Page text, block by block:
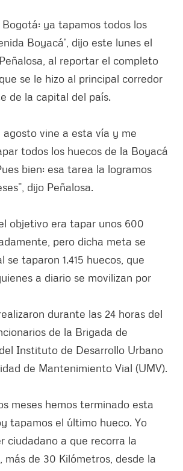
ya tapamos todos los
Boyacá’, dijo este lunes el
al reportar el completo
se le hizo al principal corredor
de la capital del país.
agosto vine a esta vía y me
todos los huecos de la Boyacá
bien: esa tarea la logramos
dijo Peñalosa.
objetivo era tapar unos 600
pero dicha meta se
taparon 1.415 huecos, que
a diario se movilizan por
durante las 24 horas del
de la Brigada de
Instituto de Desarrollo Urbano
de Mantenimiento Vial (UMV).
meses hemos terminado esta
tapamos el último hueco. Yo
ciudadano a que recorra la
más de 30 Kilómetros, desde la